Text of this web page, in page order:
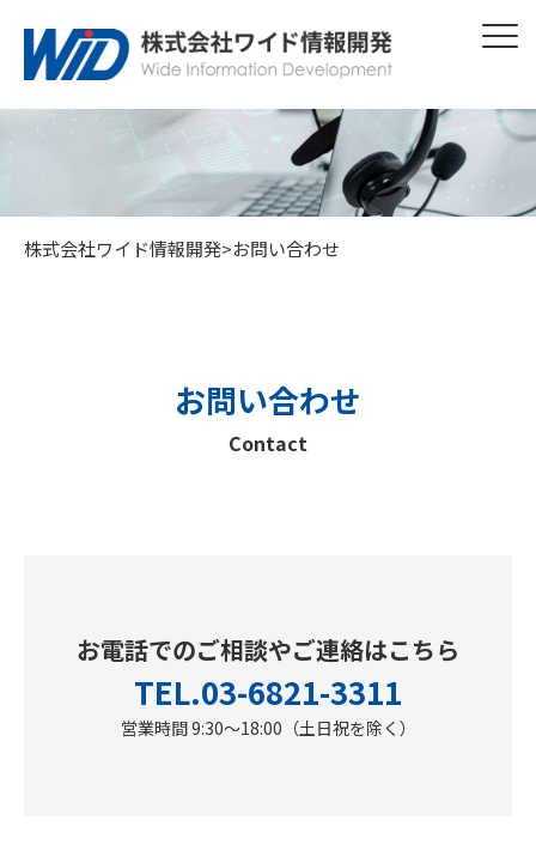
株式会社ワイド情報開発>お問い合わせ
お問い合わせ
Contact
お電話でのご相談やご連絡はこちら
TEL.03-6821-3311
営業時間 9:30～18:00（土日祝を除く）